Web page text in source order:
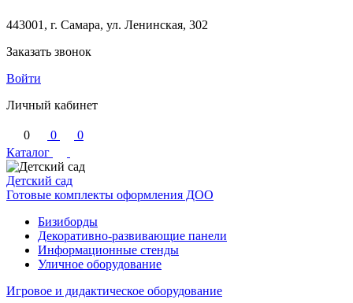
443001, г. Самара, ул. Ленинская, 302
Заказать звонок
Войти
Личный кабинет
0 0
0
Каталог
Детский сад
Готовые комплекты оформления ДОО
Бизиборды
Декоративно-развивающие панели
Информационные стенды
Уличное оборудование
Игровое и дидактическое оборудование